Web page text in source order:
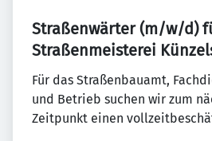
Straßenwärter (m/w/d)
Straßenmeisterei
Für das Straßenbauamt,
und Betrieb suchen wir zum
Zeitpunkt einen